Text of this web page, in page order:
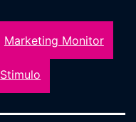
Marketing Monitor
Stimulo